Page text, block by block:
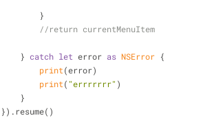
            }
//return currentMenuItem
        }
catch let error as NSError {
print(error)
print( "errrrrrr" )
        }
    }).resume()